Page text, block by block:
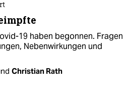
19 haben begonnen. Fragen
Nebenwirkungen und
Christian Rath